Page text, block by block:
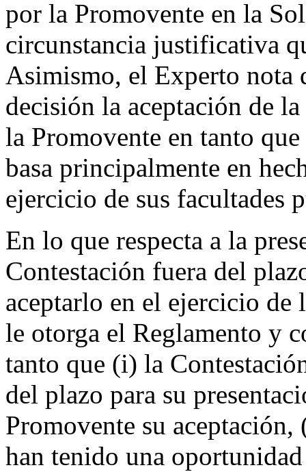
por la Promovente en la
circunstancia justificativa
Asimismo, el Experto nota
decisión la aceptación de
la Promovente en tanto
basa principalmente en
ejercicio de sus facultades
En lo que respecta a la
Contestación fuera del
aceptarlo en el ejercicio de
le otorga el Reglamento y
tanto que (i) la
del plazo para su
Promovente su
han tenido una